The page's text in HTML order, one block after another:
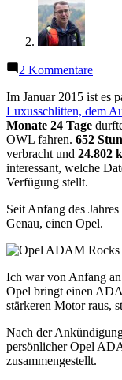
2 Kommentarezu
Im Januar 2015 ist es
Luxusschlitten, dem
Monate 24 Tage
OWL fahren. 652
verbracht und 24.802
interessant, welche
Verfügung stellt.
Seit Anfang des
Genau, einen Opel.
Ich war von Anfang
Opel bringt einen
stärkeren Motor raus,
Nach der
persönlicher Opel
zusammengestellt.